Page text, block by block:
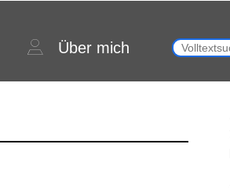
Über mich